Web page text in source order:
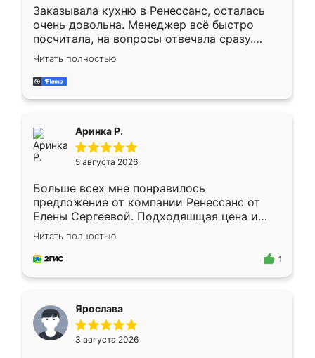
Заказывала кухню в Ренессанс, осталась
очень довольна. Менеджер всё быстро
посчитала, на вопросы отвечала сразу.
Замерщик приехал в субботу, подошёл к
делу со всей ответственностью. Собрали
за день, ребята работали аккуратно, даже
Читать полностью
Аринка Р.
5 августа 2026
Больше всех мне понравилось
предложение от компании Ренессанс от
Елены Сергеевой. Подходяшщая цена и
короткие сроки изготовления. Приехавший
для замера сотрудник Владислав
предложил по моему эскизу самый
Читать полностью
1
Ярослава
3 августа 2026